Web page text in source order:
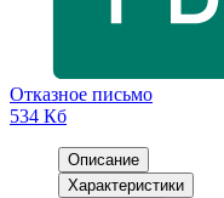
Отказное письмо
534 Кб
Описание
Характеристики